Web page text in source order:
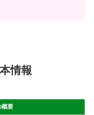
情報
概要